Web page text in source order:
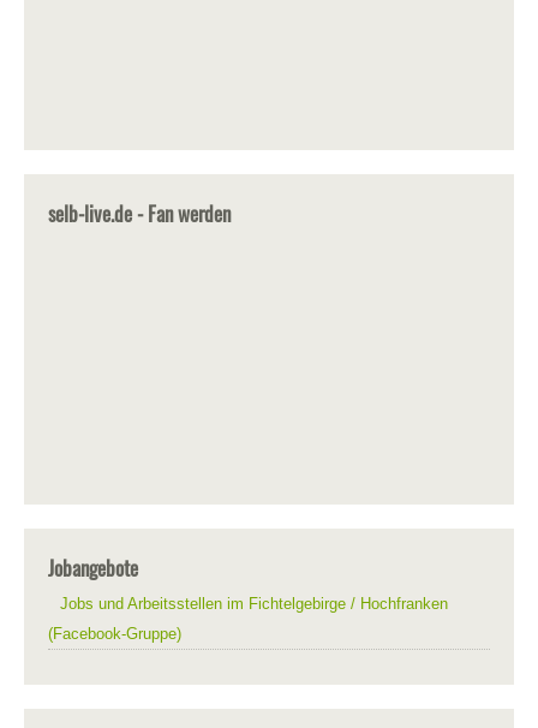
selb-live.de - Fan werden
Jobangebote
Jobs und Arbeitsstellen im Fichtelgebirge / Hochfranken
(Facebook-Gruppe)